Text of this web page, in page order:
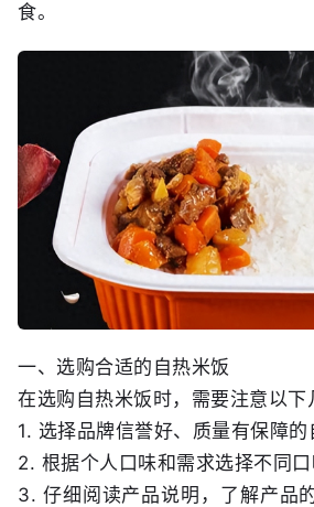
食。
一、选购合适的自热米饭
在选购自热米饭时，需要注意以下
1. 选择品牌信誉好、质量有保障的
2. 根据个人口味和需求选择不同口
3. 仔细阅读产品说明，了解产品